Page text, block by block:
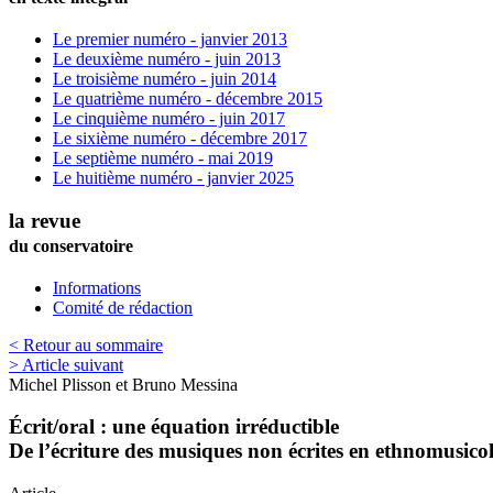
Le premier numéro - janvier 2013
Le deuxième numéro - juin 2013
Le troisième numéro - juin 2014
Le quatrième numéro - décembre 2015
Le cinquième numéro - juin 2017
Le sixième numéro - décembre 2017
Le septième numéro - mai 2019
Le huitième numéro - janvier 2025
la revue
du conservatoire
Informations
Comité de rédaction
< Retour au sommaire
> Article suivant
Michel Plisson et Bruno Messina
Écrit/oral : une équation irréductible
De l’écriture des musiques non écrites en